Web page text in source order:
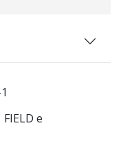
FIELD e